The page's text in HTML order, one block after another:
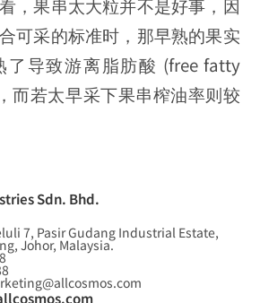
，果串太大粒并不是好事，因
可采的标准时，那早熟的果实
了导致游离脂肪酸 (free fatty
而若太早采下果串榨油率则较
Sdn. Bhd.
7, Pasir Gudang Industrial Estate,
Johor, Malaysia.